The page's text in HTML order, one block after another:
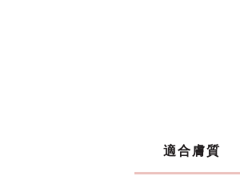
適合膚質